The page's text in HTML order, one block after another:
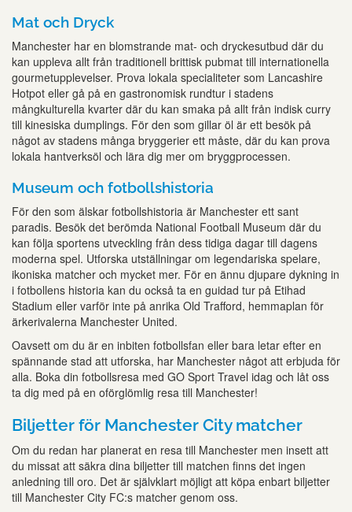
Mat och Dryck
Manchester har en blomstrande mat- och dryckesutbud där du
kan uppleva allt från traditionell brittisk pubmat till internationella
gourmetupplevelser. Prova lokala specialiteter som Lancashire
Hotpot eller gå på en gastronomisk rundtur i stadens
mångkulturella kvarter där du kan smaka på allt från indisk curry
till kinesiska dumplings. För den som gillar öl är ett besök på
något av stadens många bryggerier ett måste, där du kan prova
lokala hantverksöl och lära dig mer om bryggprocessen.
Museum och fotbollshistoria
För den som älskar fotbollshistoria är Manchester ett sant
paradis. Besök det berömda National Football Museum där du
kan följa sportens utveckling från dess tidiga dagar till dagens
moderna spel. Utforska utställningar om legendariska spelare,
ikoniska matcher och mycket mer. För en ännu djupare dykning in
i fotbollens historia kan du också ta en guidad tur på Etihad
Stadium eller varför inte på anrika Old Trafford, hemmaplan för
ärkerivalerna Manchester United.
Oavsett om du är en inbiten fotbollsfan eller bara letar efter en
spännande stad att utforska, har Manchester något att erbjuda för
alla. Boka din fotbollsresa med GO Sport Travel idag och låt oss
ta dig med på en oförglömlig resa till Manchester!
Biljetter för Manchester City matcher
Om du redan har planerat en resa till Manchester men insett att
du missat att säkra dina biljetter till matchen finns det ingen
anledning till oro. Det är självklart möjligt att köpa enbart biljetter
till Manchester City FC:s matcher genom oss.